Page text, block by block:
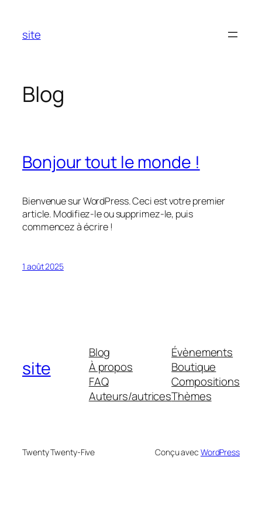
contenu
site
Blog
Bonjour tout le monde !
Bienvenue sur WordPress. Ceci est votre premier
article. Modifiez-le ou supprimez-le, puis
commencez à écrire !
1 août 2025
site
Blog
À propos
FAQ
Auteurs/autrices
Évènements
Boutique
Compositions
Thèmes
Twenty Twenty-Five Conçu avec WordPress